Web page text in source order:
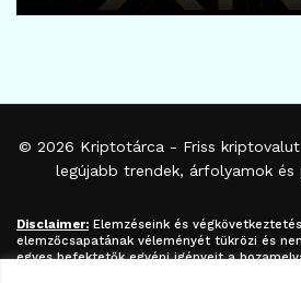
© 2026 Kriptotárca - Friss
legújabb trendek, árfolyamok és
Disclaimer: Elemzéseink és
elemzőcsapatának véleményét tükrözi és
egyes befektetők egyéni igényeit a